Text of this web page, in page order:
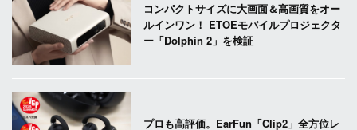
コンパクトサイズに大画面＆高画質をオー
ルインワン！ ETOEモバイルプロジェクタ
ー「Dolphin 2」を検証
プロも高評価。EarFun「Clip2」全方位レ